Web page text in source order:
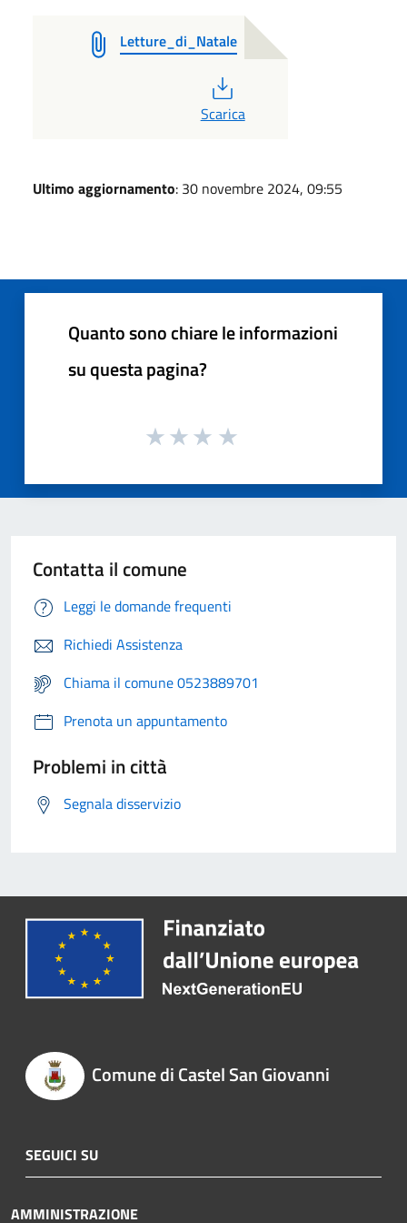
Letture_di_Natale
Scarica
Ultimo aggiornamento: 30 novembre 2024, 09:55
Quanto sono chiare le informazioni
su questa pagina?
Contatta il comune
Leggi le domande frequenti
Richiedi Assistenza
Chiama il comune 0523889701
Prenota un appuntamento
Problemi in città
Segnala disservizio
Comune di Castel San Giovanni
SEGUICI SU
AMMINISTRAZIONE